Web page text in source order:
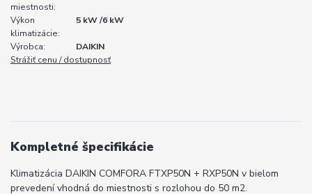
miestnosti:
Výkon
klimatizácie:
5 kW /6 kW
Výrobca:
DAIKIN
Strážiť cenu / dostupnosť
Kompletné špecifikácie
Klimatizácia DAIKIN COMFORA FTXP50N + RXP50N v bielom
prevedení vhodná do miestnosti s rozlohou do 50 m2.